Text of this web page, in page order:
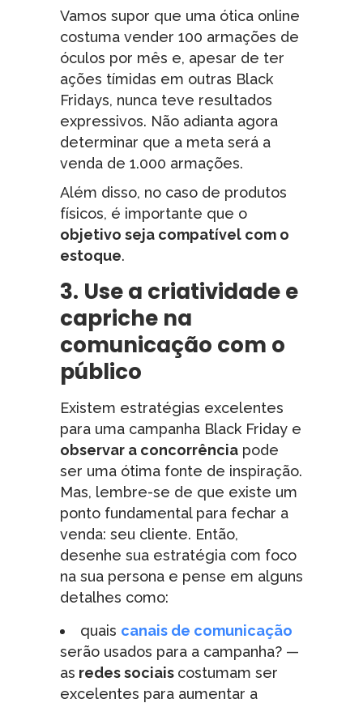
Vamos supor que uma ótica online
costuma vender 100 armações de
óculos por mês e, apesar de ter
ações tímidas em outras Black
Fridays, nunca teve resultados
expressivos. Não adianta agora
determinar que a meta será a
venda de 1.000 armações.
Além disso, no caso de produtos
físicos, é importante que o
objetivo seja compatível com o
estoque.
3. Use a criatividade e
capriche na
comunicação com o
público
Existem estratégias excelentes
para uma campanha Black Friday e
observar a concorrência pode
ser uma ótima fonte de inspiração.
Mas, lembre-se de que existe um
ponto fundamental para fechar a
venda: seu cliente. Então,
desenhe sua estratégia com foco
na sua persona e pense em alguns
detalhes como:
quais canais de comunicação
serão usados para a campanha? —
as redes sociais costumam ser
excelentes para aumentar a